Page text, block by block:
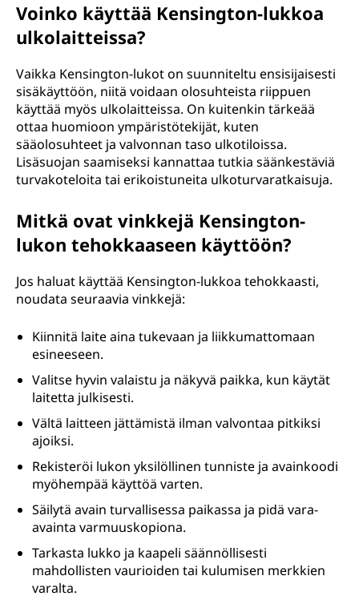
Voinko käyttää Kensington-lukkoa
ulkolaitteissa?
Vaikka Kensington-lukot on suunniteltu ensisijaisesti
sisäkäyttöön, niitä voidaan olosuhteista riippuen
käyttää myös ulkolaitteissa. On kuitenkin tärkeää
ottaa huomioon ympäristötekijät, kuten
sääolosuhteet ja valvonnan taso ulkotiloissa.
Lisäsuojan saamiseksi kannattaa tutkia säänkestäviä
turvakoteloita tai erikoistuneita ulkoturvaratkaisuja.
Mitkä ovat vinkkejä Kensington-
lukon tehokkaaseen käyttöön?
Jos haluat käyttää Kensington-lukkoa tehokkaasti,
noudata seuraavia vinkkejä:
Kiinnitä laite aina tukevaan ja liikkumattomaan
esineeseen.
Valitse hyvin valaistu ja näkyvä paikka, kun käytät
laitetta julkisesti.
Vältä laitteen jättämistä ilman valvontaa pitkiksi
ajoiksi.
Rekisteröi lukon yksilöllinen tunniste ja avainkoodi
myöhempää käyttöä varten.
Säilytä avain turvallisessa paikassa ja pidä vara-
avainta varmuuskopiona.
Tarkasta lukko ja kaapeli säännöllisesti
mahdollisten vaurioiden tai kulumisen merkkien
varalta.